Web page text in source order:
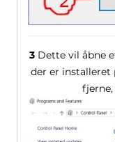
3 Dette vil åbne
der er installeret